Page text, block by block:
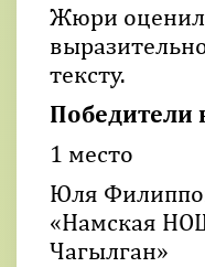
Жюри
тексту.
Победители
1 место
Юля
«Намская
Чагылган»